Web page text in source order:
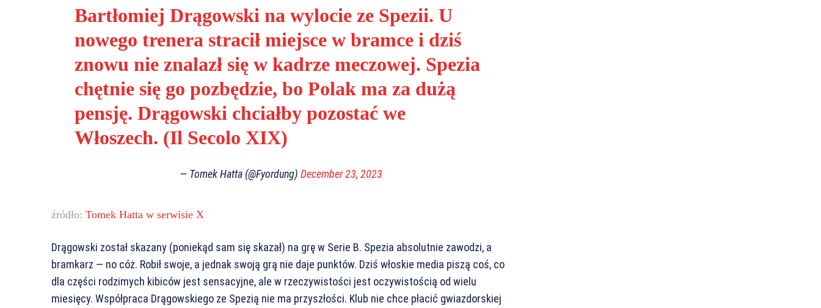
Bartłomiej Drągowski na wylocie ze Spezii. U
nowego trenera stracił miejsce w bramce i dziś
znowu nie znalazł się w kadrze meczowej. Spezia
chętnie się go pozbędzie, bo Polak ma za dużą
pensję. Drągowski chciałby pozostać we
Włoszech. (Il Secolo XIX)
— Tomek Hatta (@Fyordung)December 23, 2023
źródło: Tomek Hatta w serwisie X
Drągowski został skazany (poniekąd sam się skazał) na grę w Serie B. Spezia absolutnie zawodzi, a
bramkarz — no cóż. Robił swoje, a jednak swoją grą nie daje punktów. Dziś włoskie media piszą coś, co
dla części rodzimych kibiców jest sensacyjne, ale w rzeczywistości jest oczywistością od wielu
miesięcy. Współpraca Drągowskiego ze Spezią nie ma przyszłości. Klub nie chce płacić gwiazdorskiej